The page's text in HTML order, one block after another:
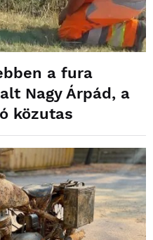
a fura
Nagy Árpád, a
közutas